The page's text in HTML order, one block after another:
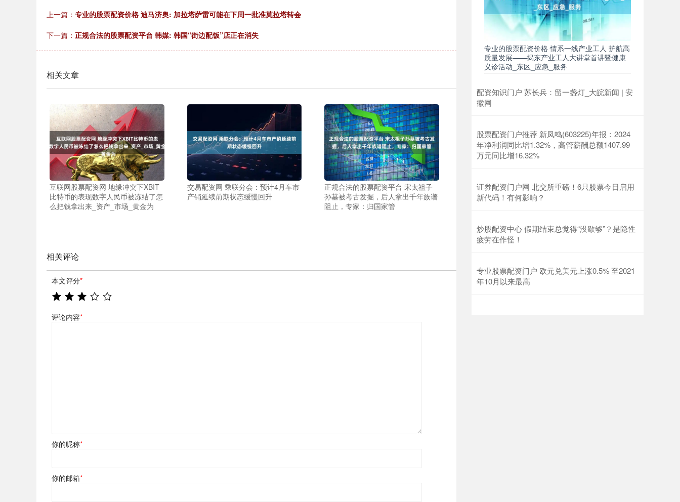
上一篇： 专业的股票配资价格 迪马济奥: 加拉塔萨雷可能在下周一批准莫拉塔转会
下一篇： 正规合法的股票配资平台 韩媒: 韩国“街边配饭”店正在消失
相关文章
互联网股票配资网 地缘冲突下XBIT
比特币的表现数字人民币被冻结了怎
么把钱拿出来_资产_市场_黄金为
交易配资网 乘联分会：预计4月车市
产销延续前期状态缓慢回升
正规合法的股票配资平台 宋太祖子
孙墓被考古发掘，后人拿出千年族谱
阻止，专家：归国家管
相关评论
本文评分*
评论内容*
你的昵称*
你的邮箱*
专业的股票配资价格 情系一线产业工人 护航高
质量发展——揭东产业工人大讲堂首讲暨健康
义诊活动_东区_应急_服务
配资知识门户 苏长兵：留一盏灯_大皖新闻 | 安
徽网
股票配资门户推荐 新凤鸣(603225)年报：2024
年净利润同比增1.32%，高管薪酬总额1407.99
万元同比增16.32%
证券配资门户网 北交所重磅！6只股票今日启用
新代码！有何影响？
炒股配资中心 假期结束总觉得“没歇够”？是隐性
疲劳在作怪！
专业股票配资门户 欧元兑美元上涨0.5% 至2021
年10月以来最高